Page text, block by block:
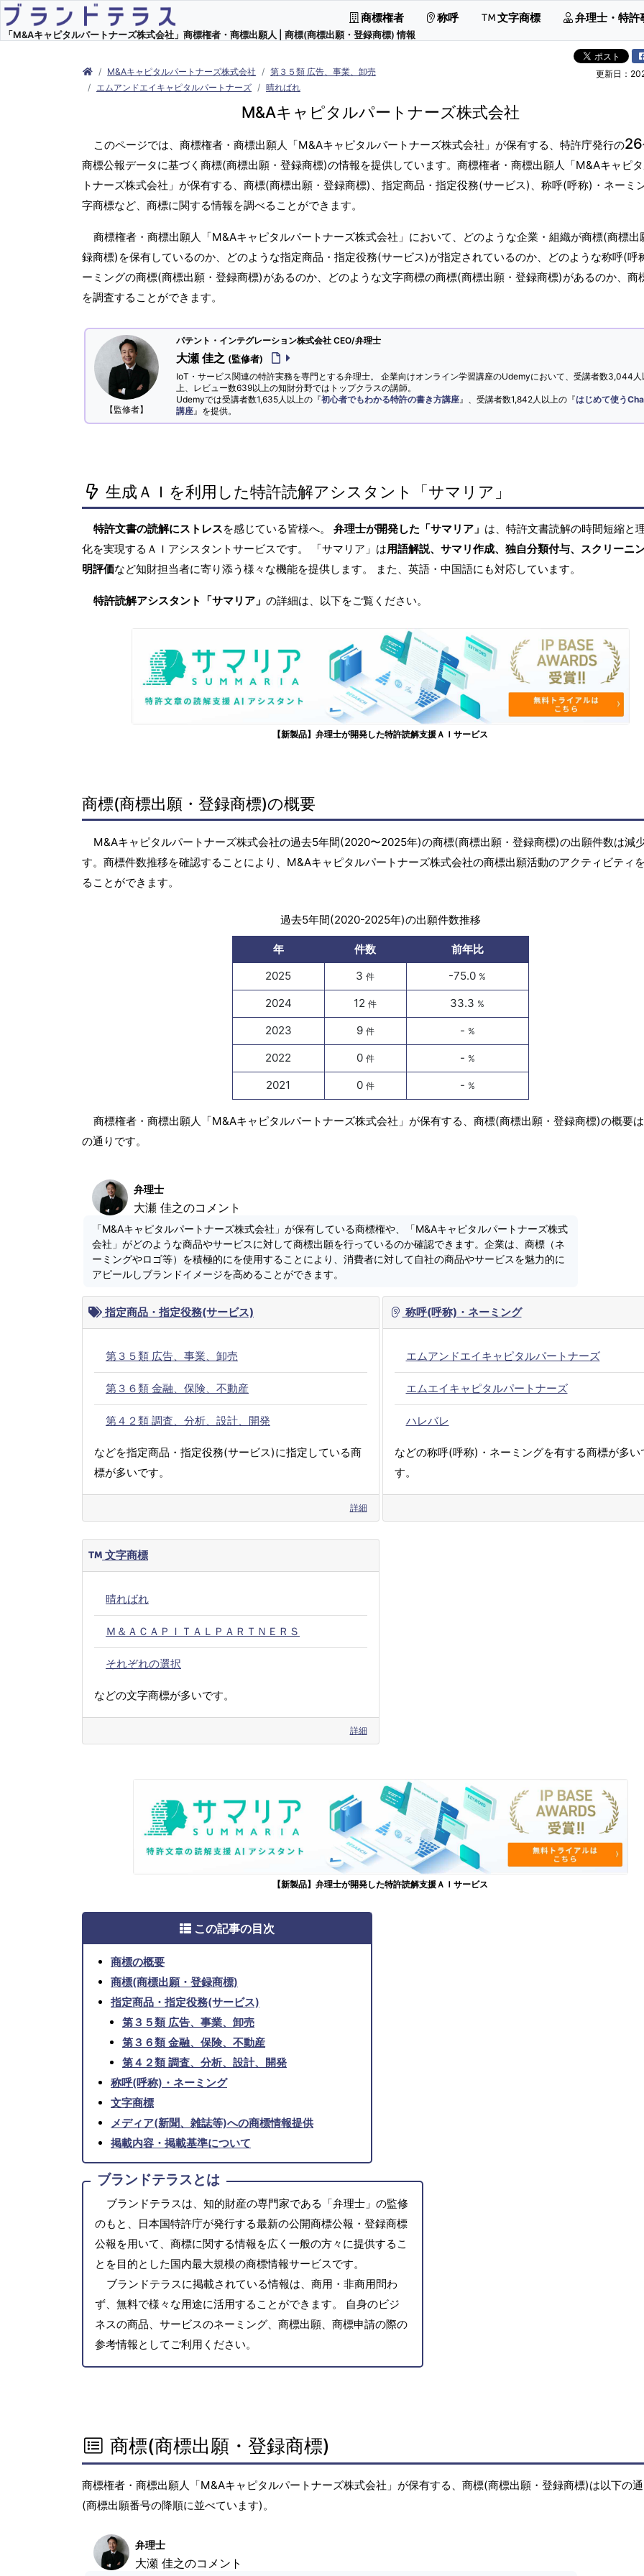
「M&Aキャピタルパートナーズ株式会社」商標権者・商標出願人 | 商標(商標出願・登録商標) 情報
商標権者 称呼 文字商標 弁理士・特許
M&Aキャピタルパートナーズ株式会社
第３５類 広告、事業、卸売
エムアンドエイキャピタルパートナーズ
晴ればれ
更新日：
M&Aキャピタルパートナーズ株式会社
このページでは、商標権者・商標出願人「M&Aキャピタルパートナーズ株式会社」が保有する、特許庁発行の26
商標公報データに基づく商標(商標出願・登録商標)の情報を提供しています。商標権者・商標出願人「M&Aキャピ
トナーズ株式会社」が保有する、商標(商標出願・登録商標)、指定商品・指定役務(サービス)、称呼(呼称)・ネーミ
字商標など、商標に関する情報を調べることができます。
商標権者・商標出願人「M&Aキャピタルパートナーズ株式会社」において、どのような企業・組織が商標(商標出
録商標)を保有しているのか、どのような指定商品・指定役務(サービス)が指定されているのか、どのような称呼(呼
ーミングの商標(商標出願・登録商標)があるのか、どのような文字商標の商標(商標出願・登録商標)があるのか、商
を調査することができます。
【監修者】
パテント・インテグレーション株式会社 CEO/弁理士
大瀬 佳之 (監修者)
IoT・サービス関連の特許実務を専門とする弁理士。 企業向けオンライン学習講座のUdemyにおいて、受講者数3,044人
上、レビュー数639以上の知財分野ではトップクラスの講師。
Udemyでは受講者数1,635人以上の『初心者でもわかる特許の書き方講座 』、受講者数1,842人以上の『はじめて使う
講座 』を提供。
生成ＡＩを利用した特許読解アシスタント「サマリア」
特許文書の読解にストレスを感じている皆様へ。 弁理士が開発した「サマリア」 は、特許文書読解の時間短縮と
化を実現するＡＩアシスタントサービスです。 「サマリア」は用語解説、サマリ作成、独自分類付与、スクリーニ
明評価など知財担当者に寄り添う様々な機能を提供します。 また、英語・中国語にも対応しています。
特許読解アシスタント「サマリア」 の詳細は、以下をご覧ください。
【新製品】弁理士が開発した特許読解支援ＡＩサービス
商標(商標出願・登録商標)の概要
M&Aキャピタルパートナーズ株式会社の過去5年間(2020〜2025年)の商標(商標出願・登録商標)の出願件数は減
す。商標件数推移を確認することにより、M&Aキャピタルパートナーズ株式会社の商標出願活動のアクティビティ
ることができます。
過去5年間(2020-2025年)の出願件数推移
年 件数
前年比
2025
3件 -75.0 %
2024 12件 33.3 %
2023 9 件 - %
2022 0 件 - %
2021 0 件 - %
商標権者・商標出願人「M&Aキャピタルパートナーズ株式会社」が保有する、商標(商標出願・登録商標)の概要
の通りです。
弁理士
大瀬 佳之のコメント
「M&Aキャピタルパートナーズ株式会社」が保有している商標権や、「M&Aキャピタルパートナーズ株式
会社」がどのような商品やサービスに対して商標出願を行っているのか確認できます。企業は、商標（ネ
ーミングやロゴ等）を積極的にを使用することにより、消費者に対して自社の商品やサービスを魅力的に
アピールしブランドイメージを高めることができます。
指定商品・指定役務(サービス)
第３５類 広告、事業、卸売
第３６類 金融、保険、不動産
第４２類 調査、分析、設計、開発
などを指定商品・指定役務(サービス)に指定している商
標が多いです。
詳細
称呼(呼称)・ネーミング
エムアンドエイキャピタルパートナーズ
エムエイキャピタルパートナーズ
ハレバレ
などの称呼(呼称)・ネーミングを有する商標が多い
す。
文字商標
晴ればれ
Ｍ＆ＡＣＡＰＩＴＡＬＰＡＲＴＮＥＲＳ
それぞれの選択
などの文字商標が多いです。
詳細
【新製品】弁理士が開発した特許読解支援ＡＩサービス
この記事の目次
商標の概要
商標(商標出願・登録商標)
指定商品・指定役務(サービス)
第３５類 広告、事業、卸売
第３６類 金融、保険、不動産
第４２類 調査、分析、設計、開発
称呼(呼称)・ネーミング
文字商標
メディア(新聞、雑誌等)への商標情報提供
掲載内容・掲載基準について
ブランドテラスとは
ブランドテラスは、知的財産の専門家である「弁理士」の監修
のもと、日本国特許庁が発行する最新の公開商標公報・登録商標
公報を用いて、商標に関する情報を広く一般の方々に提供するこ
とを目的とした国内最大規模の商標情報サービスです。
ブランドテラスに掲載されている情報は、商用・非商用問わ
ず、無料で様々な用途に活用することができます。 自身のビジ
ネスの商品、サービスのネーミング、商標出願、商標申請の際の
参考情報としてご利用ください。
商標(商標出願・登録商標)
商標権者・商標出願人「M&Aキャピタルパートナーズ株式会社」が保有する、商標(商標出願・登録商標)は以下の
(商標出願番号の降順に並べています)。
弁理士
大瀬 佳之のコメント